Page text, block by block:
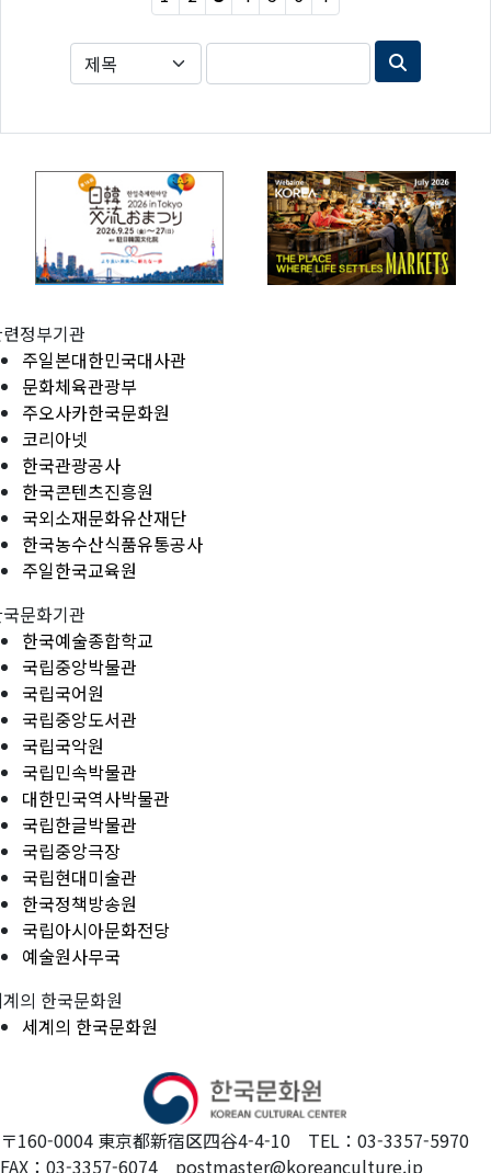
정부기관
주일본대한민국대사관
문화체육관광부
주오사카한국문화원
코리아넷
한국관광공사
한국콘텐츠진흥원
국외소재문화유산재단
한국농수산식품유통공사
주일한국교육원
문화기관
한국예술종합학교
국립중앙박물관
국립국어원
국립중앙도서관
국립국악원
국립민속박물관
대한민국역사박물관
국립한글박물관
국립중앙극장
국립현대미술관
한국정책방송원
국립아시아문화전당
예술원사무국
의 한국문화원
세계의 한국문화원
〒160-0004 東京都新宿区四谷4-4-10 TEL：03-3357-5970
FAX：03-3357-6074 postmaster@koreanculture.jp